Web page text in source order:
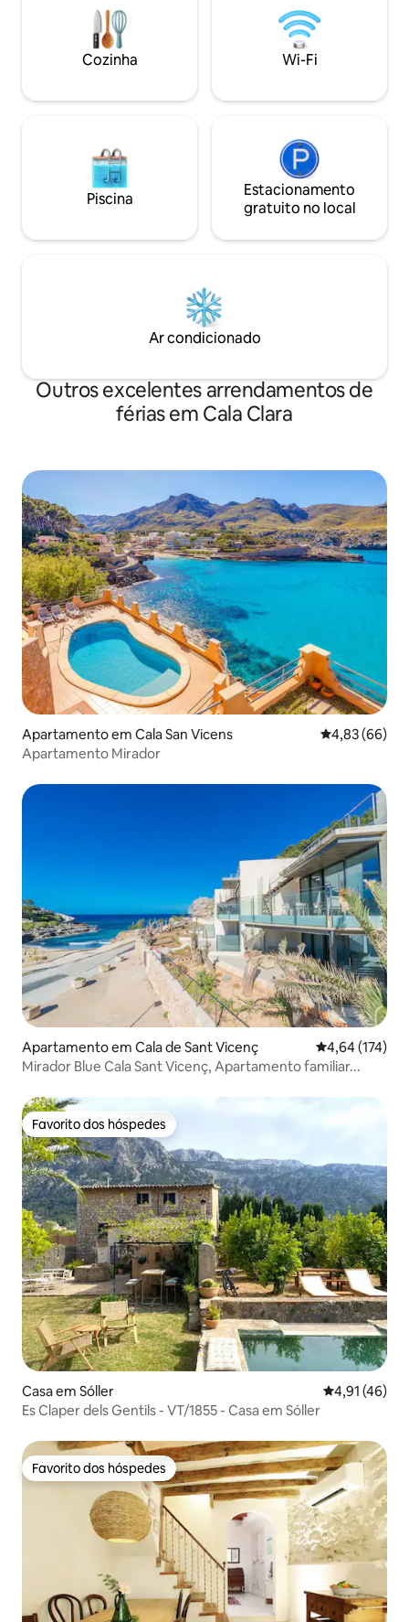
pequeña cocina. Es el lugar ideal para
una estancia con amigos o en familia.
Podrás disfrutar de las vistas a nuestro
jardín o a las montañas, mientras lees un
interior es de acceso exclusivo para ti,
apartamentos de Ca'n Puig de Sòller.
Puede comunicarse con nosotros a
través de Airbnb en todo momento.
Este alojamiento es solo para adultos. No
interior del apartamento ni en las zonas
durante la estancia es responsabilidad
cadeiras de
central e ar
Fi. - Canais de TV
Cozinha Wi-Fi
Piscina
Estacionamento
gratuito no local
Ar condicionado
Outros excelentes arrendamentos de
férias em Cala Clara
Apartamento em Cala San Vicens Classificação
4,83 (66)
Apartamento Mirador
Apartamento em Cala de Sant Vicenç Classificação
4,64 (174)
Mirador Blue Cala Sant Vicenç, Apartamento familiar...
Favorito dos hóspedes
Favorito dos hóspedes
Casa em Sóller Classificação
4,91 (46)
Es Claper dels Gentils - VT/1855 - Casa em Sóller
Favorito dos hóspedes
Favorito dos hóspedes